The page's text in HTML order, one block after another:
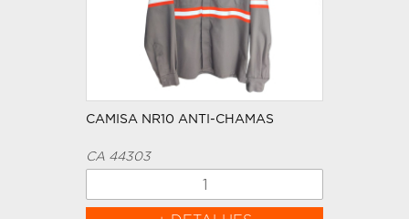
CAMISA NR10 ANTI-CHAMAS
CA 44303